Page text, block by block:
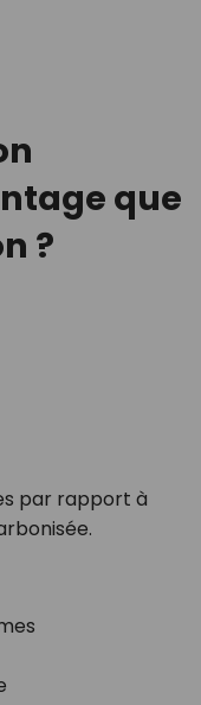
que
?
par rapport à